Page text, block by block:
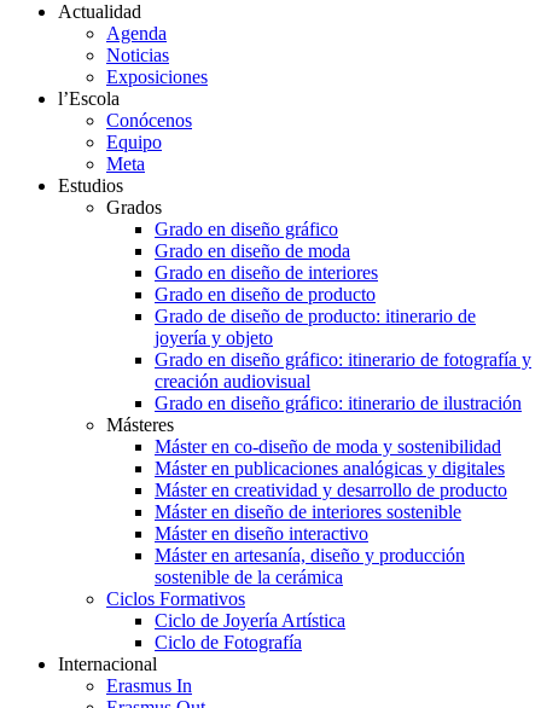
Actualidad
Agenda
Noticias
Exposiciones
l’Escola
Conócenos
Equipo
Meta
Estudios
Grados
Grado en diseño gráfico
Grado en diseño de moda
Grado en diseño de interiores
Grado en diseño de producto
Grado de diseño de producto: itinerario de
joyería y objeto
Grado en diseño gráfico: itinerario de fotografía y
creación audiovisual
Grado en diseño gráfico: itinerario de ilustración
Másteres
Máster en co-diseño de moda y sostenibilidad
Máster en publicaciones analógicas y digitales
Máster en creatividad y desarrollo de producto
Máster en diseño de interiores sostenible
Máster en diseño interactivo
Máster en artesanía, diseño y producción
sostenible de la cerámica
Ciclos Formativos
Ciclo de Joyería Artística
Ciclo de Fotografía
Internacional
Erasmus In